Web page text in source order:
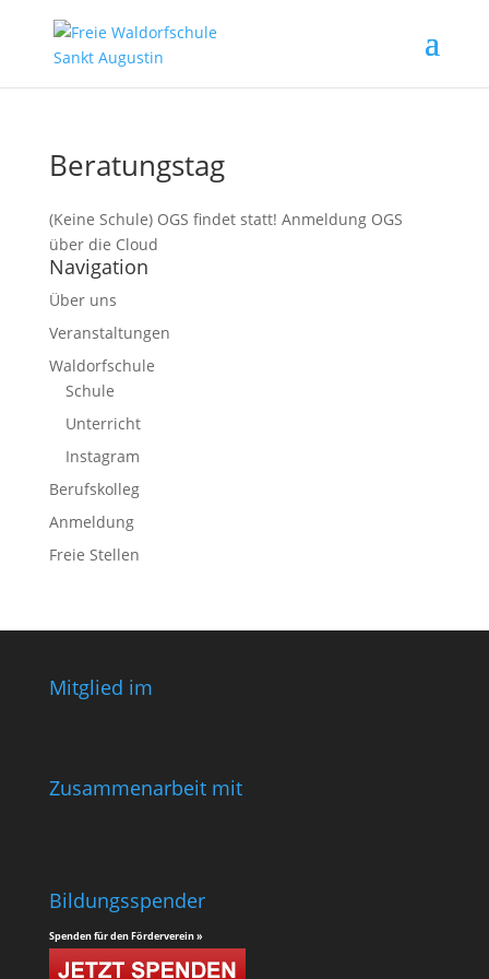
Beratungstag
(Keine Schule) OGS findet statt! Anmeldung OGS
über die Cloud
Navigation
Über uns
Veranstaltungen
Waldorfschule
Schule
Unterricht
Instagram
Berufskolleg
Anmeldung
Freie Stellen
Mitglied im
Zusammenarbeit mit
Bildungsspender
Spenden für den Förderverein »